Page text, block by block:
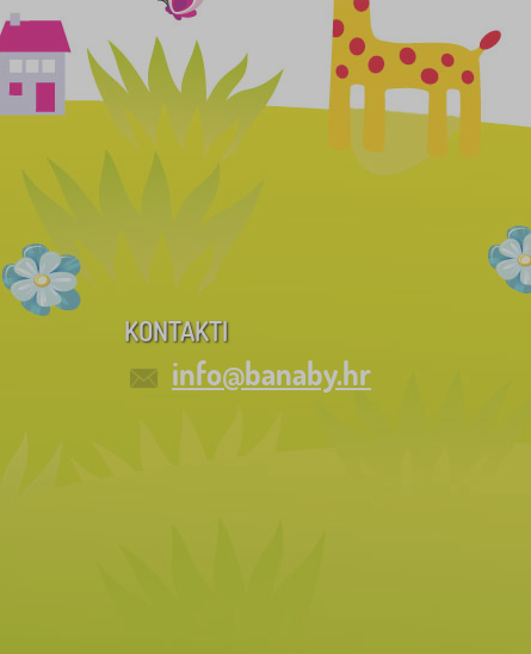
KONTAKTI
info@banaby.hr